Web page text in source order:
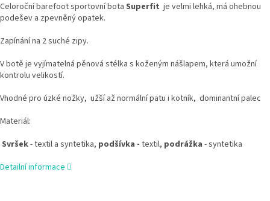
Celoroční barefoot sportovní bota Superfit je velmi lehká, má ohebnou
podešev a zpevněný opatek.
Zapínání na 2 suché zipy.
V botě je vyjímatelná pěnová stélka s koženým nášlapem, která umožní
kontrolu velikostí.
Vhodné pro úzké nožky, užší až normální patu i kotník, dominantní palec
Materiál:
Svršek- textil a syntetika, podšívka - textil, podrážka - syntetika
Detailní informace